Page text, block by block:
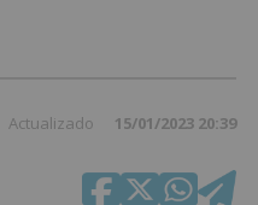
Actualizado 15/01/2023 20:39